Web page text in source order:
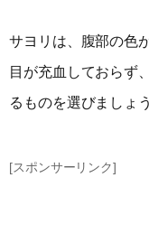
サヨリは、腹部の色
目が充血しておらず
るものを選びましょう
[スポンサーリンク]